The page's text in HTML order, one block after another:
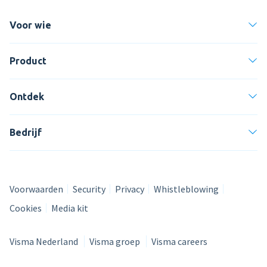
Voor wie
Product
Ontdek
Bedrijf
Voorwaarden Security Privacy
Whistleblowing
Cookies
Media kit
Visma Nederland Visma groep Visma careers